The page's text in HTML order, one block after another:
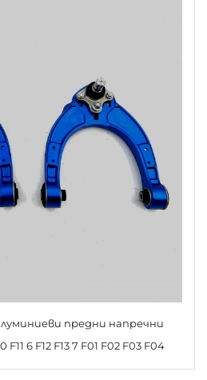
предни напречни
6 F12 F13 7 F01 F02 F03 F04